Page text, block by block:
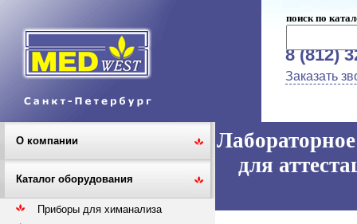
поиск по
8 (812)
Заказать
О компании
Каталог оборудования
Приборы для химанализа
для